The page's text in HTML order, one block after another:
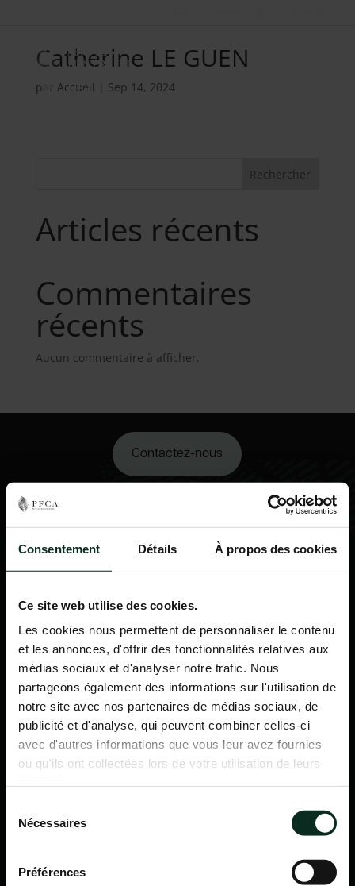
Consentement Détails À propos des cookies
Ce site web utilise des cookies.
Les cookies nous permettent de personnaliser le contenu
et les annonces, d'offrir des fonctionnalités relatives aux
médias sociaux et d'analyser notre trafic. Nous
partageons également des informations sur l'utilisation de
notre site avec nos partenaires de médias sociaux, de
publicité et d'analyse, qui peuvent combiner celles-ci
avec d'autres informations que vous leur avez fournies
ou qu'ils ont collectées lors de votre utilisation de leurs
Nécessaires
Préférences
Catherine LE GUEN
par Accueil | Sep 14, 2024
Rechercher
Articles récents
Commentaires
récents
Aucun commentaire à afficher.
Contactez-nous